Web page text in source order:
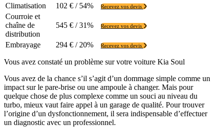
Climatisation
102 € / 54% Recevez vos devis
Courroie et
chaîne de
distribution
545 € / 31% Recevez vos devis
Embrayage 294 € / 20% Recevez vos devis
Vous avez constaté un problème sur votre voiture Kia Soul
Vous avez de la chance s’il s’agit d’un dommage simple comme un
impact sur le pare-brise ou une ampoule à changer. Mais pour
quelque chose de plus complexe comme un souci au niveau du
turbo, mieux vaut faire appel à un garage de qualité. Pour trouver
l’origine d’un dysfonctionnement, il sera indispensable d’effectuer
un diagnostic avec un professionnel.